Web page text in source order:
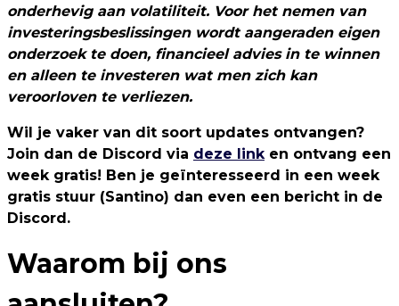
onderhevig aan volatiliteit. Voor het nemen van
investeringsbeslissingen wordt aangeraden eigen
onderzoek te doen, financieel advies in te winnen
en alleen te investeren wat men zich kan
veroorloven te verliezen.
Wil je vaker van dit soort updates ontvangen?
Join dan de Discord via deze linken ontvang een
week gratis! Ben je geïnteresseerd in een week
gratis stuur (Santino) dan even een bericht in de
Discord.
Waarom bij ons